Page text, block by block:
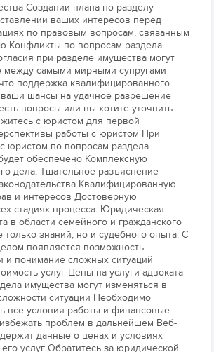
Создании плана по разделу
ваших интересов перед
по правовым вопросам, связанным
Конфликты по вопросам раздела
при разделе имущества могут
между самыми мирными супругами
поддержка квалифицированного
шансы на удачное разрешение
вопросы или вы хотите уточнить
с юристом для первой
работы с юристом При
юристом по вопросам раздела
обеспечено Комплексную
дела; Тщательное разъяснение
Квалифицированную
и интересов Достоверную
стадиях процесса. Юридическая
в области семейного и гражданского
только знаний, но и судебного опыта. С
появляется возможность
и понимание сложных ситуаций
услуг Цены на услуги адвоката
имущества могут изменяться в
ситуации Необходимо
все условия работы и финансовые
проблем в дальнейшем Веб-
данные о ценах и условиях
услуг Обратитесь за юридической